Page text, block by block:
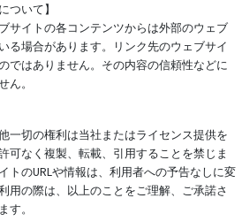
ついて】
サイトの各コンテンツからは外部のウェブ
る場合があります。リンク先のウェブサイ
ではありません。その内容の信頼性などに
ん。
一切の権利は当社またはライセンス提供を
可なく複製、転載、引用することを禁じま
トのURLや情報は、利用者への予告なしに変
用の際は、以上のことをご理解、ご承諾さ
す。